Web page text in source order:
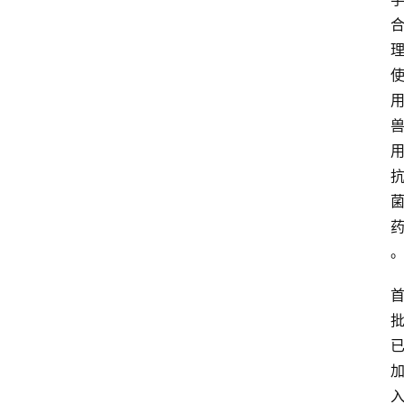
合
理
使
用
兽
用
抗
菌
药
。
首
批
已
加
入